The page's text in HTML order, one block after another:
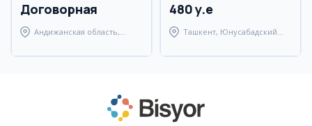
Договорная
Андижанская область,
480 y.e
Ташкент, Юнусабадский